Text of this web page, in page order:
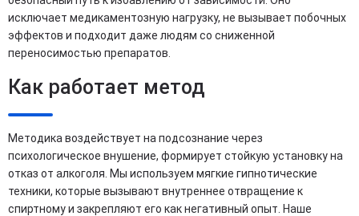
исключает медикаментозную нагрузку, не вызывает побочных
эффектов и подходит даже людям со сниженной
переносимостью препаратов.
Как работает метод
Методика воздействует на подсознание через
психологическое внушение, формирует стойкую установку на
отказ от алкоголя. Мы используем мягкие гипнотические
техники, которые вызывают внутреннее отвращение к
спиртному и закрепляют его как негативный опыт. Наше